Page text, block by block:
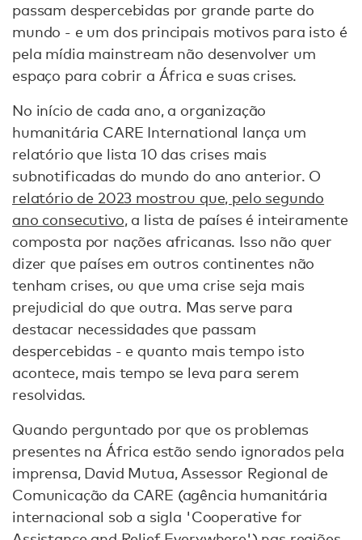
passam despercebidas por grande parte do
mundo - e um dos principais motivos para isto é
pela mídia mainstream não desenvolver um
espaço para cobrir a África e suas crises.
No início de cada ano, a organização
humanitária CARE International lança um
relatório que lista 10 das crises mais
subnotificadas do mundo do ano anterior. O
relatório de 2023 mostrou que, pelo segundo
ano consecutivo, a lista de países é inteiramente
composta por nações africanas. Isso não quer
dizer que países em outros continentes não
tenham crises, ou que uma crise seja mais
prejudicial do que outra. Mas serve para
destacar necessidades que passam
despercebidas - e quanto mais tempo isto
acontece, mais tempo se leva para serem
resolvidas.
Quando perguntado por que os problemas
presentes na África estão sendo ignorados pela
imprensa, David Mutua, Assessor Regional de
Comunicação da CARE (agência humanitária
internacional sob a sigla 'Cooperative for